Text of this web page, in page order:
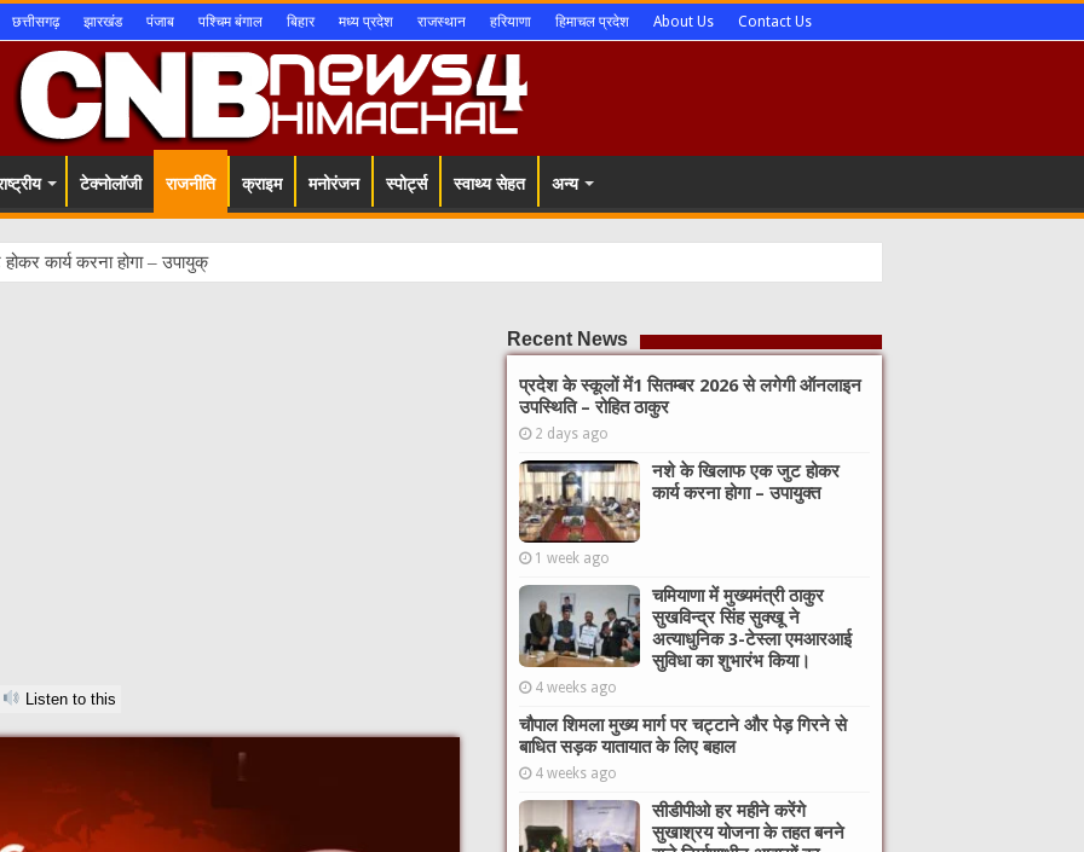
छत्तीसगढ़ झारखंड पंजाब पश्चिम बंगाल बिहार मध्य प्रदेश राजस्थान हरियाणा हिमाचल प्रदेश About Us Contact Us
टेक्नोलॉजी राजनीति क्राइम मनोरंजन स्पोर्ट्स स्वाथ्य सेहत अन्य
कार्य करना होगा – उपायुक्त
Listen to this
Recent News
प्रदेश के स्कूलों में1 सितम्बर 2026 से लगेगी ऑनलाइन
उपस्थिति – रोहित ठाकुर
2 days ago
नशे के खिलाफ एक जुट होकर
कार्य करना होगा – उपायुक्त
1 week ago
चमियाणा में मुख्यमंत्री ठाकुर
सुखविन्द्र सिंह सुक्खू ने
अत्याधुनिक 3-टेस्ला एमआरआई
सुविधा का शुभारंभ किया।
4 weeks ago
चौपाल शिमला मुख्य मार्ग पर चट्टाने और पेड़ गिरने से
बाधित सड़क यातायात के लिए बहाल
4 weeks ago
सीडीपीओ हर महीने करेंगे
सुखाश्रय योजना के तहत बनने